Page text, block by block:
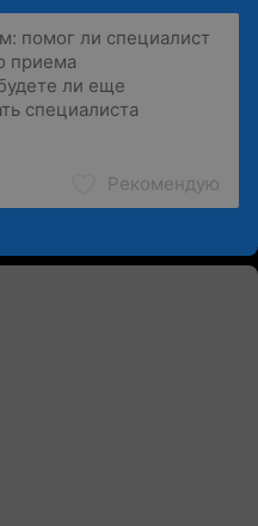
Рекомендую